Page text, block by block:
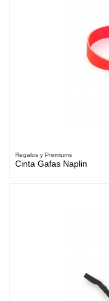
Regalos y Premiums
Cinta Gafas Naplin